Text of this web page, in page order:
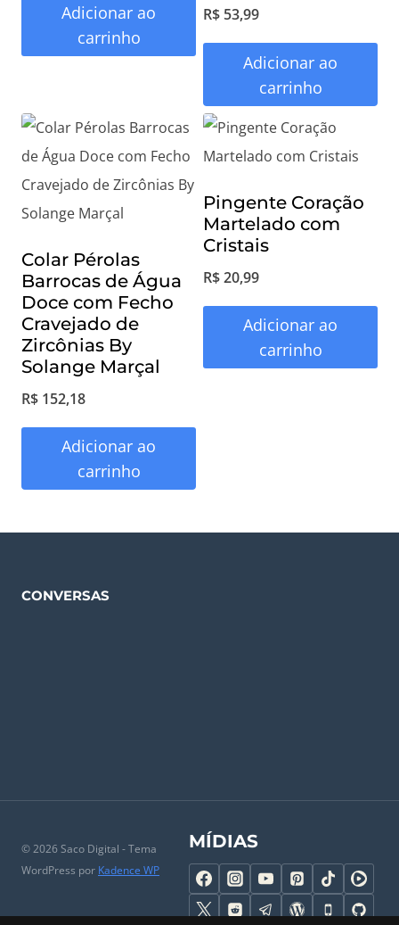
e
r
:
R
,
9
$
3
5
Adicionar ao
carrinho
R$ 53,99
Adicionar ao
carrinho
Colar Pérolas
Barrocas de Água
Doce com Fecho
Cravejado de
Zircônias By
Solange Marçal
R$ 152,18
Adicionar ao
carrinho
Pingente Coração
Martelado com
Cristais
R$20,99
Adicionar ao
carrinho
CONVERSAS
© 2026 Saco Digital - Tema
WordPress por Kadence WP
MÍDIAS